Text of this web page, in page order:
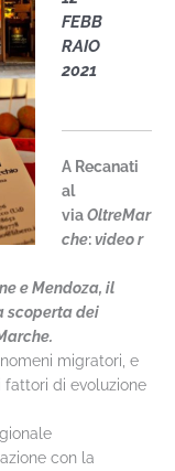
FEBB
RAIO
2021
A Recanati
al
viaOltreMar
che:videor
e Mendoza, il
scoperta dei
migratori, e
di evoluzione
con la